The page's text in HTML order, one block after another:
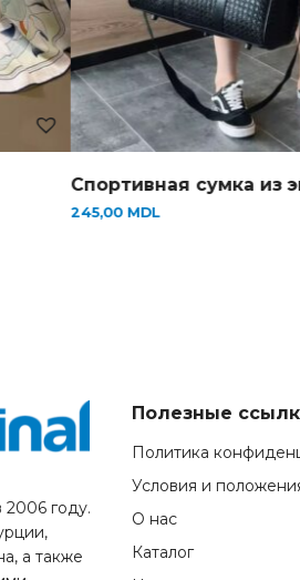
Спортивная сумка из
245,00MDL
году.
а также
Полезные
Политика
Условия и
О нас
Каталог